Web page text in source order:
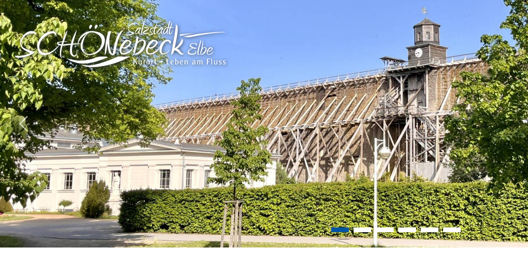
Vorheriges Bild